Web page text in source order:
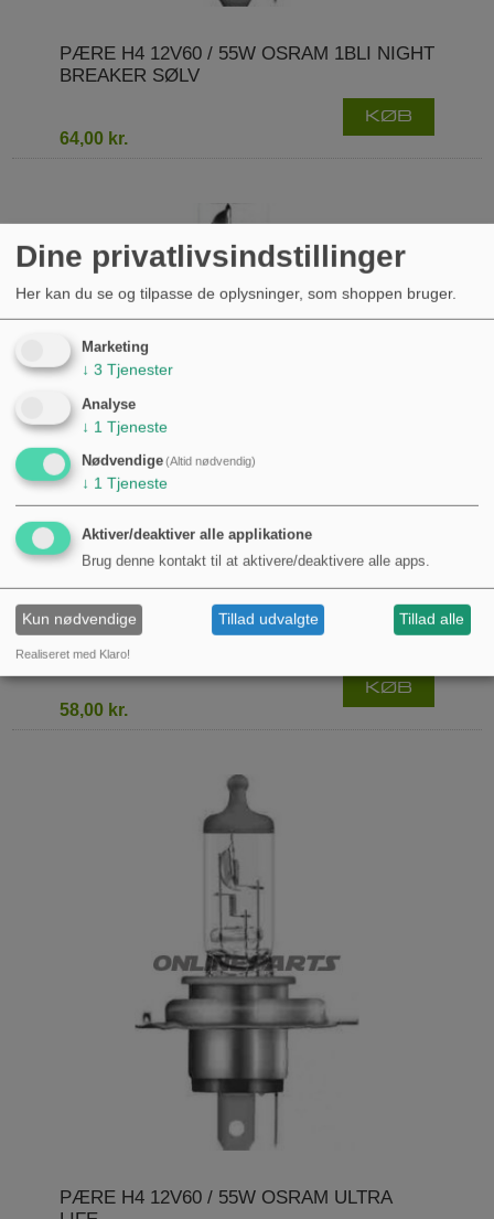
PÆRE H4 12V60 / 55W OSRAM 1BLI NIGHT
BREAKER SØLV
64,00 kr.
KØB
PÆRE H4 12V60 / 55W OSRAM NIGHT
BREAKER SØLV
58,00 kr.
KØB
PÆRE H4 12V60 / 55W OSRAM ULTRA
Dine privatlivsindstillinger
Her kan du se og tilpasse de oplysninger, som shoppen bruger.
Marketing
↓ 3 Tjenester
Analyse
↓ 1 Tjeneste
Nødvendige(Altid nødvendig)
↓ 1 Tjeneste
Aktiver/deaktiver alle applikatione
Brug denne kontakt til at aktivere/deaktivere alle apps.
Kun nødvendige Tillad udvalgte Tillad alle
Realiseret med Klaro!